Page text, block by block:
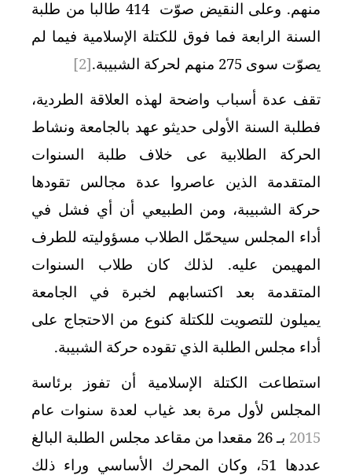
منهم. وعلى النقيض صوّت 414 طالبا من طلبة
السنة الرابعة فما فوق للكتلة الإسلامية فيما لم
يصوّت سوى 275 منهم لحركة الشبيبة.
[2]
تقف عدة أسباب واضحة لهذه العلاقة الطردية،
فطلبة السنة الأولى حديثو عهد بالجامعة ونشاط
الحركة الطلابية عى خلاف طلبة السنوات
المتقدمة الذين عاصروا عدة مجالس تقودها
حركة الشبيبة، ومن الطبيعي أن أي فشل في
أداء المجلس سيحمّل الطلاب مسؤوليته للطرف
المهيمن عليه. لذلك كان طلاب السنوات
المتقدمة بعد اكتسابهم لخبرة في الجامعة
يميلون للتصويت للكتلة كنوع من الاحتجاج على
أداء مجلس الطلبة الذي تقوده حركة الشبيبة.
استطاعت الكتلة الإسلامية أن تفوز برئاسة
المجلس لأول مرة بعد غياب لعدة سنوات عام
2015
بـ 26 مقعدا من مقاعد مجلس الطلبة البالغ
عددها 51، وكان المحرك الأساسي وراء ذلك